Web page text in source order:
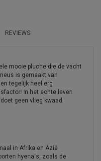
REVIEWS
mooie pluche die de vacht
is gemaakt van
tegelijk heel erg
In het echte leven
geen vlieg kwaad.
in Afrika en Azië
hyena's, zoals de